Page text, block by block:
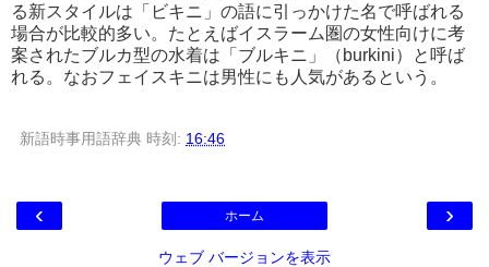
る新スタイルは「ビキニ」の語に引っかけた名で呼ばれる
場合が比較的多い。たとえばイスラーム圏の女性向けに考
案されたブルカ型の水着は「ブルキニ」（burkini）と呼ば
れる。なおフェイスキニは男性にも人気があるという。
新語時事用語辞典 時刻: 16:46
‹ ›
ホーム
ウェブ バージョンを表示